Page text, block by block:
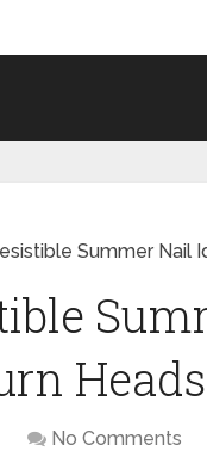
Summer Nail
Heads
No Comments